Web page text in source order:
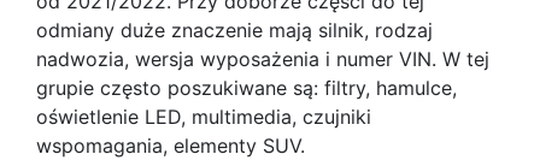
odmiany duże znaczenie mają silnik, rodzaj
nadwozia, wersja wyposażenia i numer VIN. W tej
grupie często poszukiwane są: filtry, hamulce,
oświetlenie LED, multimedia, czujniki
wspomagania, elementy SUV.